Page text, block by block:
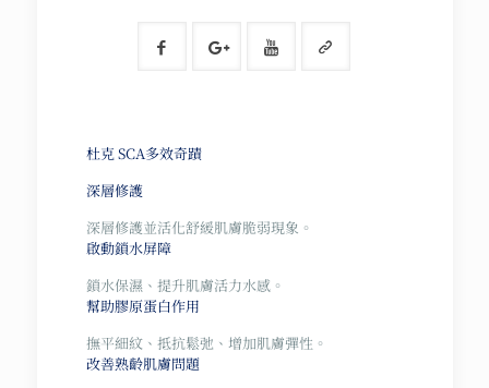
杜克 SCA多效奇蹟
深層修護
深層修護並活化舒緩肌膚脆弱現象。
啟動鎖水屏障
鎖水保濕、提升肌膚活力水感。
幫助膠原蛋白作用
撫平細紋、抵抗鬆弛、增加肌膚彈性。
改善熟齡肌膚問題